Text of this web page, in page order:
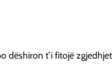
dëshiron t’i fitojë